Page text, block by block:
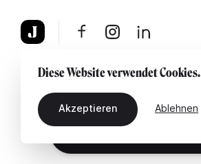
Über uns Rechtshinweis Kontaktiere uns
Diese Website verwendet Cookies.
Akzeptieren Ablehnen